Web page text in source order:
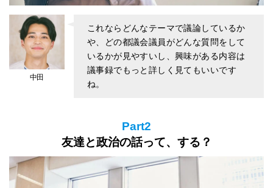
中田
これならどんなテーマで議論しているか
や、どの都議会議員がどんな質問をして
いるかが見やすいし、興味がある内容は
議事録でもっと詳しく見てもいいです
ね。
Part2
友達と政治の話って、する？